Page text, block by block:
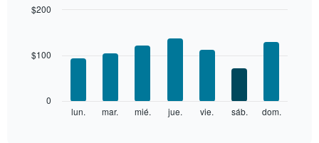
mes
muestra
lun. mar. mié. jue. vie. sáb. dom.
0
$100
$200